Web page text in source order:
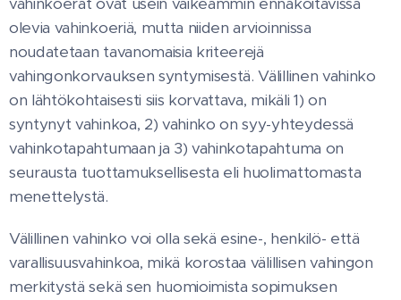
olevia vahinkoeriä, mutta niiden arvioinnissa
noudatetaan tavanomaisia kriteerejä
vahingonkorvauksen syntymisestä. Välillinen vahinko
on lähtökohtaisesti siis korvattava, mikäli 1) on
syntynyt vahinkoa, 2) vahinko on syy-yhteydessä
vahinkotapahtumaan ja 3) vahinkotapahtuma on
seurausta tuottamuksellisesta eli huolimattomasta
menettelystä.
Välillinen vahinko voi olla sekä esine-, henkilö- että
varallisuusvahinkoa, mikä korostaa välillisen vahingon
merkitystä sekä sen huomioimista sopimuksen